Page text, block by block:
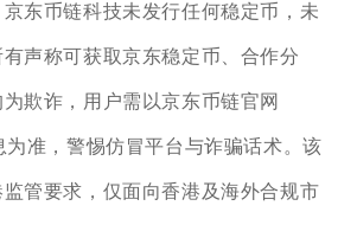
东币链科技未发行任何稳定币，未
声称可获取京东稳定币、合作分
欺诈，用户需以京东币链官网
为准，警惕仿冒平台与诈骗话术。该
管要求，仅面向香港及海外合规市